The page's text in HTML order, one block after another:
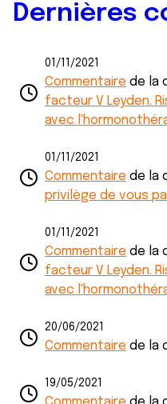
Dernières
01/11/2021
Commentaire de la
facteur V Leyden.
avec
01/11/2021
Commentaire de la
privilège de vous
01/11/2021
Commentaire de la
facteur V Leyden.
avec
20/06/2021
Commentaire de la
19/05/2021